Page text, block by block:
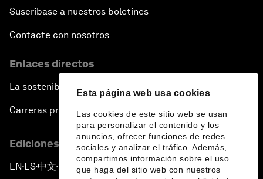
Esta página web usa cookies
Las cookies de este sitio web se usan
para personalizar el contenido y los
anuncios, ofrecer funciones de redes
sociales y analizar el tráfico. Además,
compartimos información sobre el uso
que haga del sitio web con nuestros
Suscríbase a nuestros boletines
Contacte con nosotros
Enlaces directos
La sostenibilidad en el Foro
Carreras profesionales
Ediciones en otros idiomas
EN ▪ES▪中文▪ 日本語